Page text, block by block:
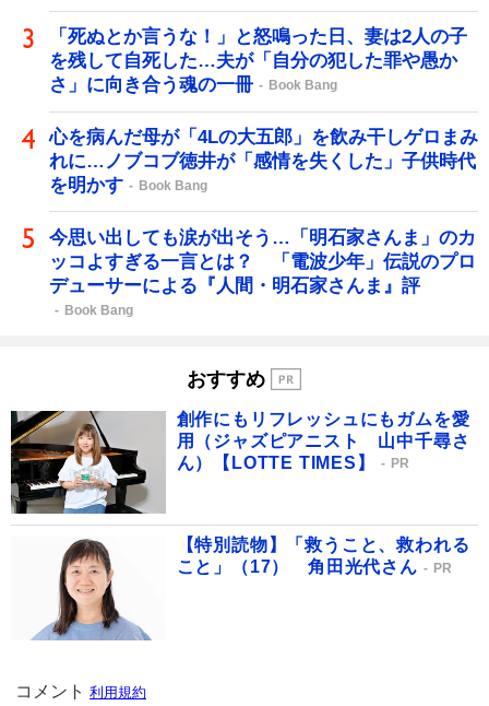
「死ぬとか言うな！」と怒鳴った日、妻は2人の子
を残して自死した…夫が「自分の犯した罪や愚か
さ」に向き合う魂の一冊
Book Bang
心を病んだ母が「4Lの大五郎」を飲み干しゲロまみ
れに…ノブコブ徳井が「感情を失くした」子供時代
を明かす
Book Bang
今思い出しても涙が出そう…「明石家さんま」のカ
ッコよすぎる一言とは？ 「電波少年」伝説のプロ
デューサーによる『人間・明石家さんま』評
Book Bang
おすすめ
創作にもリフレッシュにもガムを愛
用（ジャズピアニスト 山中千尋さ
ん）【LOTTE TIMES】
PR
【特別読物】「救うこと、救われる
こと」（17） 角田光代さん
PR